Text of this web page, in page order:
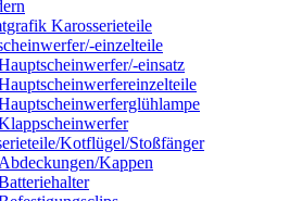
Karosserieteile
einzelteile
einsatz
Kotflügel/Stoßfänger
Abdeckungen/Kappen